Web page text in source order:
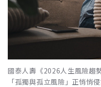
國泰人壽《2026人生風險趨
「孤獨與孤立風險」正悄悄